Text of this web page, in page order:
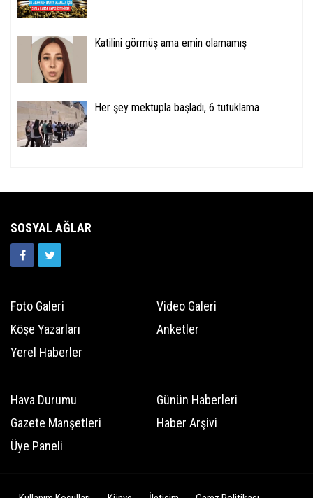
Katilini görmüş ama emin olamamış
Her şey mektupla başladı, 6 tutuklama
SOSYAL AĞLAR
Foto Galeri
Video Galeri
Köşe Yazarları
Anketler
Yerel Haberler
Hava Durumu
Günün Haberleri
Gazete Manşetleri
Haber Arşivi
Üye Paneli